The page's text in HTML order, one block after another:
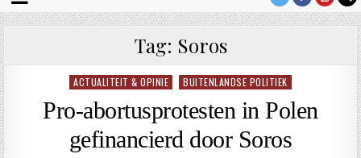
Tag: Soros
Geplaatst
ACTUALITEIT & OPINIE BUITENLANDSE POLITIEK
Pro-abortusprotesten in Polen
gefinancierd door Soros